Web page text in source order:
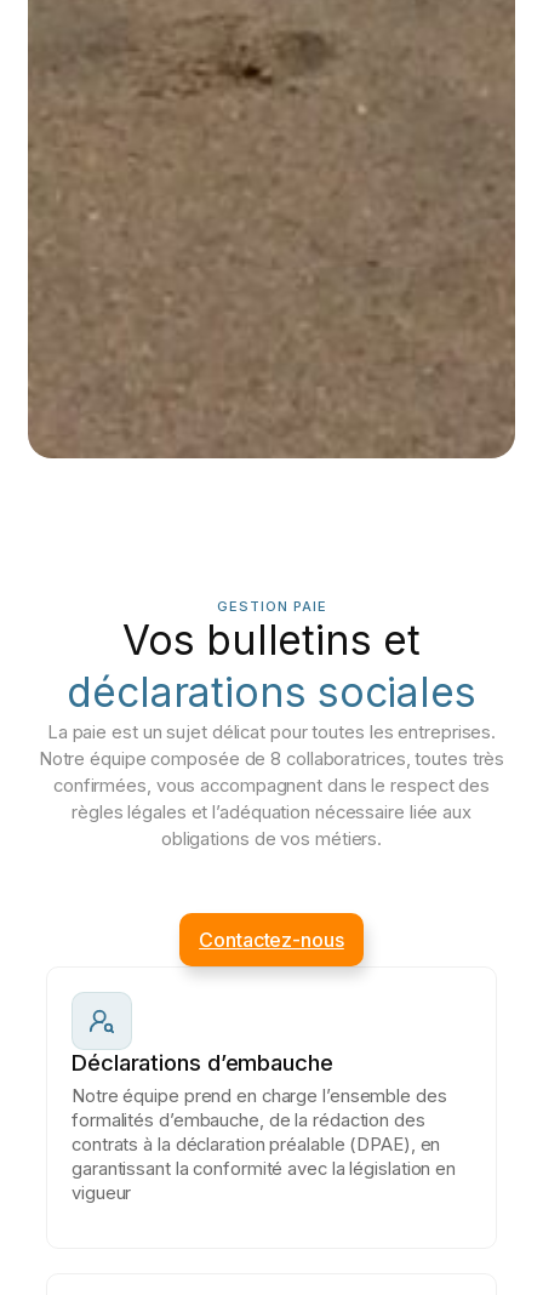
GESTION PAIE
Vos bulletins et
déclarations sociales
La paie est un sujet délicat pour toutes les entreprises.
Notre équipe composée de 8 collaboratrices, toutes très
confirmées, vous accompagnent dans le respect des
règles légales et l’adéquation nécessaire liée aux
obligations de vos métiers.
Contactez-nous
Déclarations d’embauche
Notre équipe prend en charge l’ensemble des
formalités d’embauche, de la rédaction des
contrats à la déclaration préalable (DPAE), en
garantissant la conformité avec la législation en
vigueur